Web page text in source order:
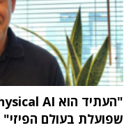
שפועלת בעולם הפיזי"